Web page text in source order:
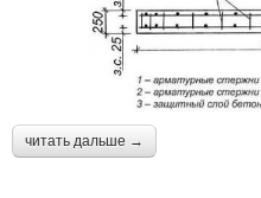
читать дальше →